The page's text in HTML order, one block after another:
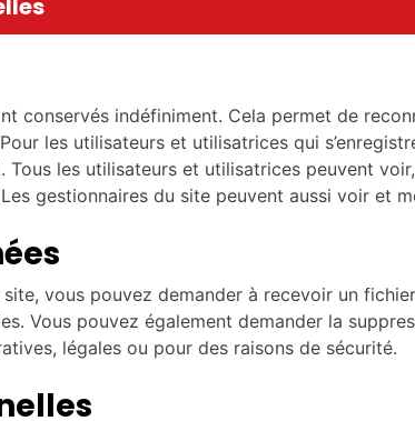
conservés indéfiniment. Cela permet de
les utilisateurs et utilisatrices qui
les utilisateurs et utilisatrices peuvent
gestionnaires du site peuvent aussi voir et
vous pouvez demander à recevoir un
Vous pouvez également demander la
légales ou pour des raisons de sécurité.